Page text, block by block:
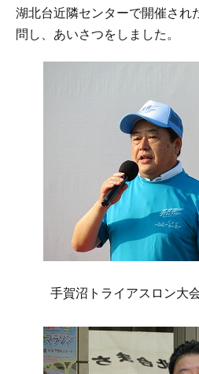
湖北台近隣センターで開催され
問し、あいさつをしました。
手賀沼トライアスロン大